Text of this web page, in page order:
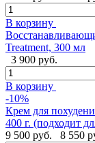
В корзину
Treatment, 300 мл
3 900 руб.
В корзину
-10%
Крем для
400 г. (подходит
9 500 руб.
8 550